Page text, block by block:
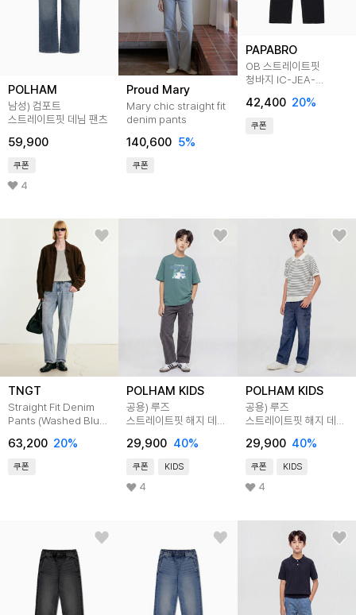
POLHAM
남성) 컴포트
스트레이트핏 데님 팬츠
59,900
쿠폰
4
Proud Mary
Mary chic straight fit
denim pants
140,600 5%
쿠폰
PAPABRO
OB 스트레이트핏
청바지 IC-JEA-
42,400 20%
쿠폰
TNGT
Straight Fit Denim
Pants (Washed Blue)
63,200 20%
쿠폰
POLHAM KIDS
공용) 루즈
스트레이트핏 해지 데님
29,900 40%
쿠폰 KIDS
4
POLHAM KIDS
공용) 루즈
스트레이트핏 해지 데님
29,900 40%
쿠폰 KIDS
4